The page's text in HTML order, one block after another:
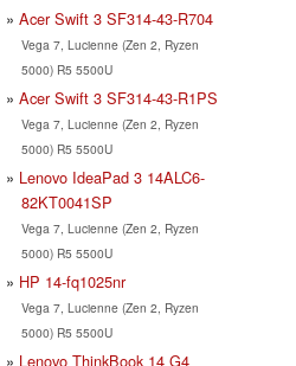
Acer Swift 3 SF314-43-R704
Vega 7, Lucienne (Zen 2, Ryzen
5000) R5 5500U
Acer Swift 3 SF314-43-R1PS
Vega 7, Lucienne (Zen 2, Ryzen
5000) R5 5500U
Lenovo IdeaPad 3 14ALC6-
82KT0041SP
Vega 7, Lucienne (Zen 2, Ryzen
5000) R5 5500U
HP 14-fq1025nr
Vega 7, Lucienne (Zen 2, Ryzen
5000) R5 5500U
Lenovo ThinkBook 14 G4